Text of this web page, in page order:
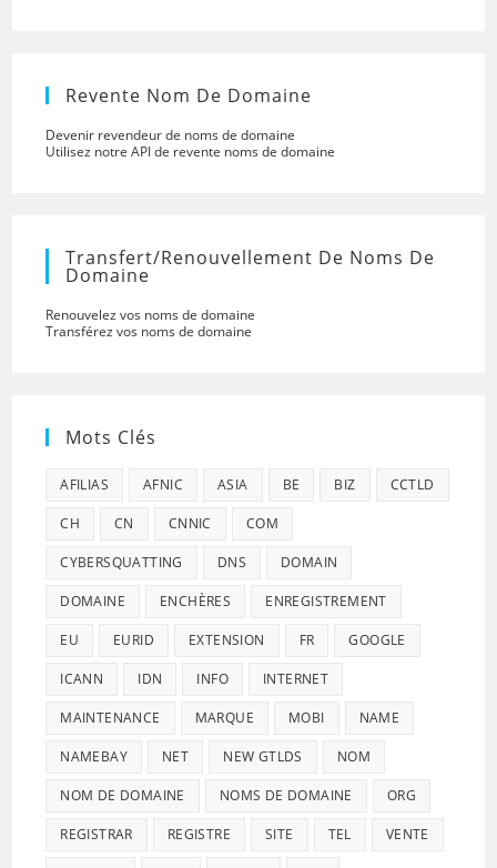
Revente Nom De Domaine
Devenir revendeur de noms de domaine
Utilisez notre API de revente noms de domaine
Transfert/renouvellement De Noms De
Domaine
Renouvelez vos noms de domaine
Transférez vos noms de domaine
Mots Clés
AFILIAS AFNIC ASIA BE BIZ CCTLD
CH CN CNNIC COM
CYBERSQUATTING DNS DOMAIN
DOMAINE ENCHÈRES ENREGISTREMENT
EU EURID EXTENSION FR GOOGLE
ICANN IDN INFO INTERNET
MAINTENANCE MARQUE MOBI NAME
NAMEBAY NET NEW GTLDS NOM
NOM DE DOMAINE NOMS DE DOMAINE ORG
REGISTRAR REGISTRE SITE TEL VENTE